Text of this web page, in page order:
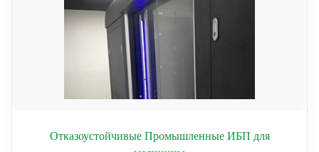
Отказоустойчивые Промышленные ИБП для